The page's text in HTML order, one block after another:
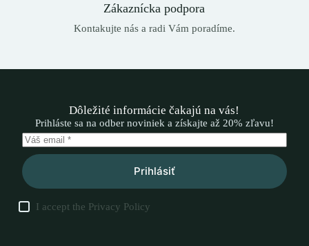
Zákaznícka podpora
Kontakujte nás a radi Vám poradíme.
Dôležité informácie čakajú na vás!
Prihláste sa na odber noviniek a získajte až 20% zľavu!
Prihlásiť
I accept the Privacy Policy